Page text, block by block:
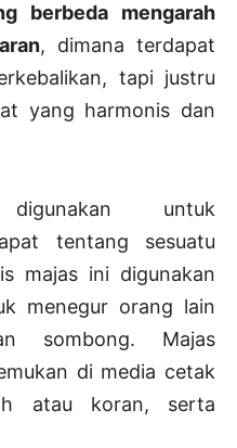
berbeda mengarah
, dimana terdapat
tapi justru
yang harmonis dan
untuk
tentang sesuatu
majas ini digunakan
menegur orang lain
sombong. Majas
di media cetak
atau koran, serta